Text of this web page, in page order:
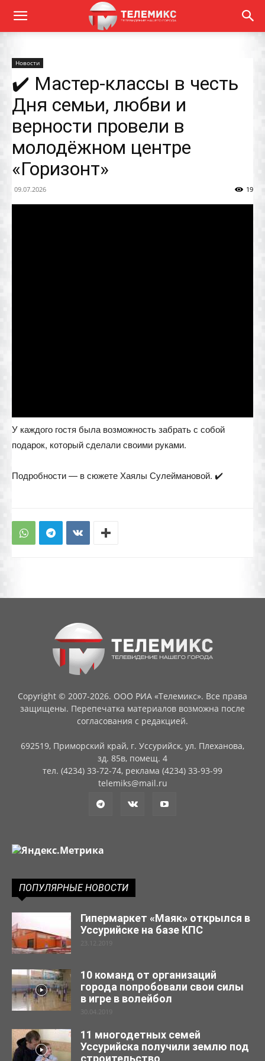
Новости
✔️ Мастер-классы в честь
Дня семьи, любви и
верности провели в
молодёжном центре
«Горизонт»
09.07.2026 19
У каждого гостя была возможность забрать с собой
подарок, который сделали своими руками.
Подробности — в сюжете Хаялы Сулеймановой. ✔️
Copyright © 2007-2026. ООО РИА «Телемикс». Все права
защищены. Перепечатка материалов возможна после
согласования с редакцией.
692519, Приморский край, г. Уссурийск, ул. Плеханова,
зд. 85в, помещ. 4
тел. (4234) 33-72-74, реклама (4234) 33-93-99
telemiks@mail.ru
ПОПУЛЯРНЫЕ НОВОСТИ
Гипермаркет «Маяк» открылся в
Уссурийске на базе КПС
23.12.2019
10 команд от организаций
города попробовали свои силы
в игре в волейбол
30.04.2019
11 многодетных семей
Уссурийска получили землю под
строительство